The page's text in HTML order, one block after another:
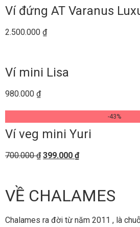
Ví đứng AT Varanus
2.500.000 ₫
Ví mini Lisa
980.000 ₫
-43%
Ví veg mini Yuri
700.000₫ 399.000 ₫
VỀ CHALAMES
Chalames ra đời từ năm 2011 , là